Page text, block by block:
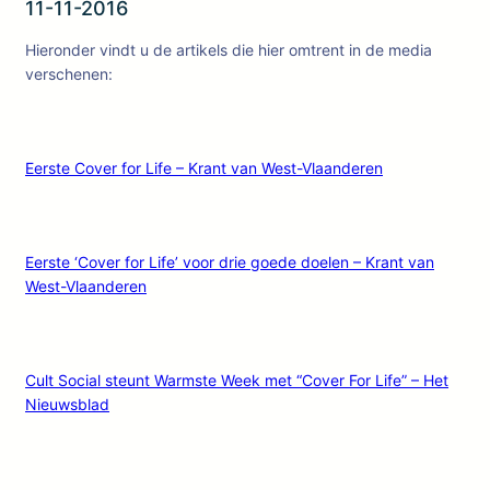
11-11-2016
Hieronder vindt u de artikels die hier omtrent in de media
verschenen:
Eerste Cover for Life – Krant van West-Vlaanderen
Eerste ‘Cover for Life’ voor drie goede doelen – Krant van
West-Vlaanderen
Cult Social steunt Warmste Week met “Cover For Life” – Het
Nieuwsblad